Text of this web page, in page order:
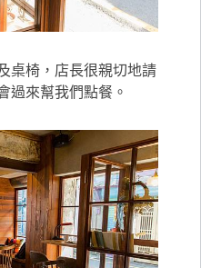
桌椅，店長很親切地請
過來幫我們點餐。